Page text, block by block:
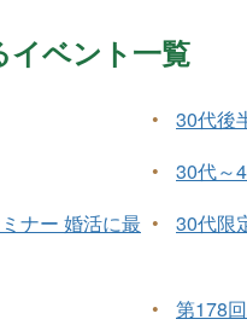
イベント一覧
•
30代後
•
30代～
ナー 婚活に最 • 30代限
•
第178